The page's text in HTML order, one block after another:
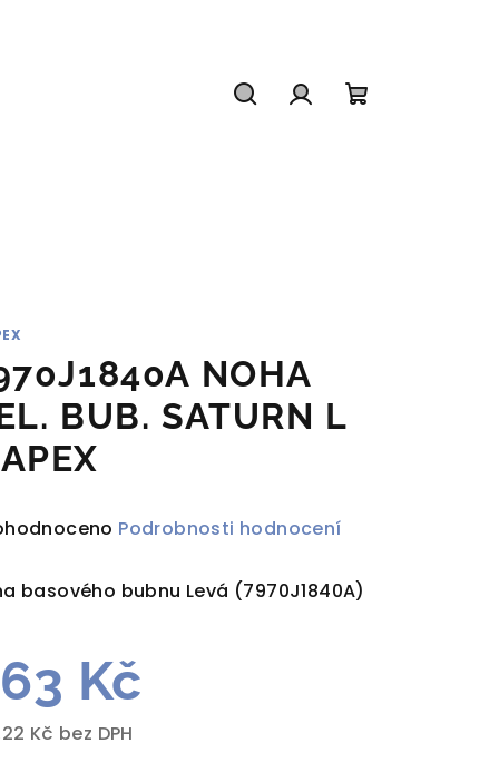
NOHA
BUB. SATURN L
Podrobnosti hodnocení
basového bubnu Levá (7970J1840A)
Kč
Kč bez DPH